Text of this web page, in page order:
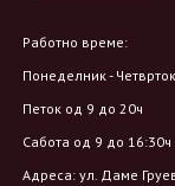
Работно време:
Понеделник -
Петок од 9 до 20ч
Сабота од 9 до 16:30ч
Адреса: ул. Даме